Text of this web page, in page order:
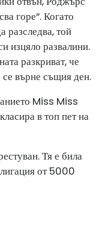
горе“. Когато
разследва, той
изцяло развалини.
разкриват, че
върне същия ден.
Miss Miss
в топ пет на
Тя е била
от 5000